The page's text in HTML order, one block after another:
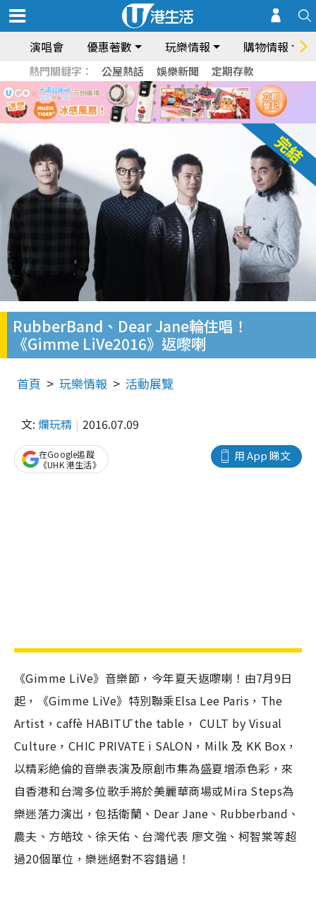
演唱會 優惠著數 玩樂情報 購物情報
熱門關鍵字： 公屋熱話 娛樂新聞 定期存款
RubberBand、Dear Jane輪住唱！
《Gimme LiVe2016》返嚟喇
首頁 玩樂情報 活動展覽
文: 爛玩精 2016.07.09
用 App 睇文
在Google追蹤
《UHK 港生活》
《Gimme LiVe》音樂節，今年夏天返嚟喇！由7月9日
起，《Gimme LiVe》特別聯乘Elsa Lee Paris，The
Artist，caffè HABITŪ the table， CULT by Visual
Culture，CHIC PRIVATE i SALON，Milk 及 KK Box，
以精彩絶倫的音樂表演及原創市集為盛夏增添色彩，來
自香港和台灣多位歌手將於美麗華商場或Mira Steps為
樂迷落力演出，包括衛蘭、Dear Jane、Rubberband、
農夫、方皓玟、徐天佑、台灣代表 廖文強、柯智棠等超
過20個單位，樂迷絕對不容錯過！